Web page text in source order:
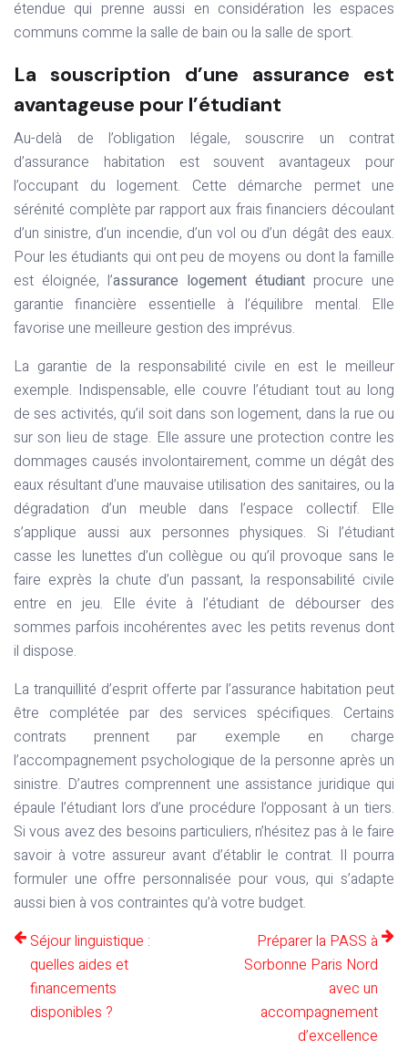
étendue qui prenne aussi en considération les espaces
communs comme la salle de bain ou la salle de sport.
La souscription d’une assurance est
avantageuse pour l’étudiant
Au-delà de l’obligation légale, souscrire un contrat
d’assurance habitation est souvent avantageux pour
l’occupant du logement. Cette démarche permet une
sérénité complète par rapport aux frais financiers découlant
d’un sinistre, d’un incendie, d’un vol ou d’un dégât des eaux.
Pour les étudiants qui ont peu de moyens ou dont la famille
est éloignée, l’assurance logement étudiant procure une
garantie financière essentielle à l’équilibre mental. Elle
favorise une meilleure gestion des imprévus.
La garantie de la responsabilité civile en est le meilleur
exemple. Indispensable, elle couvre l’étudiant tout au long
de ses activités, qu’il soit dans son logement, dans la rue ou
sur son lieu de stage. Elle assure une protection contre les
dommages causés involontairement, comme un dégât des
eaux résultant d’une mauvaise utilisation des sanitaires, ou la
dégradation d’un meuble dans l’espace collectif. Elle
s’applique aussi aux personnes physiques. Si l’étudiant
casse les lunettes d’un collègue ou qu’il provoque sans le
faire exprès la chute d’un passant, la responsabilité civile
entre en jeu. Elle évite à l’étudiant de débourser des
sommes parfois incohérentes avec les petits revenus dont
il dispose.
La tranquillité d’esprit offerte par l’assurance habitation peut
être complétée par des services spécifiques. Certains
contrats prennent par exemple en charge
l’accompagnement psychologique de la personne après un
sinistre. D’autres comprennent une assistance juridique qui
épaule l’étudiant lors d’une procédure l’opposant à un tiers.
Si vous avez des besoins particuliers, n’hésitez pas à le faire
savoir à votre assureur avant d’établir le contrat. Il pourra
formuler une offre personnalisée pour vous, qui s’adapte
aussi bien à vos contraintes qu’à votre budget.
Séjour linguistique :
quelles aides et
financements
disponibles ?
Préparer la PASS à
Sorbonne Paris Nord
avec un
accompagnement
d’excellence